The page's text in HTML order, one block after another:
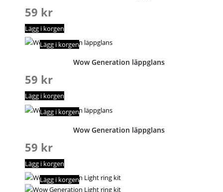
59 kr
Lägg i korgen
Lägg i korgen
Wow Generation läppglans
59 kr
Lägg i korgen
Lägg i korgen
Wow Generation läppglans
59 kr
Lägg i korgen
Lägg i korgen